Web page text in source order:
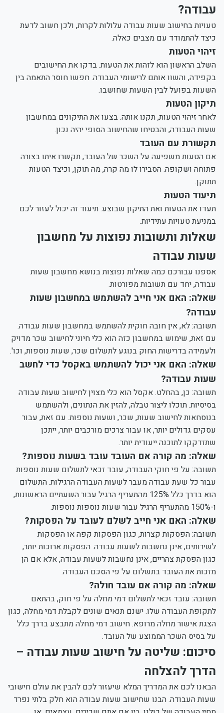
עבודה?
טעויות בחישוב שעות עבודה עלולות לקרות, ולכן חשוב לדעת
כיצד להתמודד עם מצבים כאלה.
זיהוי הטעות
השלב הראשון הוא לזהות את הטעות. בדקו את החישובים
בקפידה, והשוו אותם לרישומי העבודה. חפשו חוסר התאמה בין
השעות בפועל לבין השעות שחושבו.
תיקון הטעות
לאחר זיהוי הטעות, תקנו אותה. בצעו את התיקונים במחשבון
שעות העבודה, והבטיחו שהחישוב הסופי יהיה נכון.
תקשורת עם העובד
אם הטעות משפיעה על השכר של העובד, תקשרו איתו בצורה
פתוחה ושקופה. הסבירו לו מה קרה, מה תוקן, וכיצד הטעות
תתוקן.
תיעוד הטעות
תעדו את הטעות ואת התיקון שבוצע. תיעוד זה יכול לעזור לכם
במניעת טעויות עתידיות.
שאלות ותשובות נפוצות על מחשבון
שעות עבודה
אספנו עבורכם כמה שאלות נפוצות בנושא מחשבון שעות
עבודה, יחד עם תשובות מפורטות.
שאלה: האם אני חייב להשתמש במחשבון שעות
עבודה?
תשובה: לא, אין חובה חוקית להשתמש במחשבון שעות עבודה.
עם זאת, שימוש במחשבון כזה הוא כלי חיוני לחישוב שכר מדויק
ולעמידה בדרישות החוק בנוגע לתשלום שכר, שעות נוספות, וכו'.
שאלה: האם אני יכול להשתמש באקסל כדי לחשב
שעות עבודה?
תשובה: כן, בהחלט. אקסל הוא כלי מצוין לחישוב שעות עבודה
בסיסיות. תוכלו ליצור טבלה, להזין את הנתונים, ולהשתמש
בנוסחאות לחישוב שעות, שכר, ושעות נוספות. עם זאת, עבור
עסקים גדולים יותר, או עבור צרכים מורכבים יותר, ייתכן
שתזדקקו לתוכנה ייעודית יותר.
שאלה: מה קורה אם העובד עובד בשעות נוספות?
תשובה: על פי חוקי העבודה, עובד זכאי לתשלום שעות נוספות
עבור כל שעת עבודה מעבר לשעות העבודה הרגילות. התשלום
הוא בדרך כלל 125% מהתעריף הרגיל עבור השעתיים הראשונות,
ו-150% מהתעריף הרגיל עבור שעות נוספות נוספות.
שאלה: האם אני חייב לשלם לעובד על הפסקות?
תשובה: הפסקות קצרות, כגון הפסקות קפה או הפסקות
לשירותים, אינן נחשבות לשעות עבודה. הפסקות ארוכות יותר,
כגון הפסקת צהריים, אינן נחשבות לשעות עבודה, אלא אם הן
מזכות את העובד בתשלום על פי הסכם העבודה.
שאלה: מה קורה אם עובד חולה?
תשובה: עובד זכאי לתשלום דמי מחלה על פי חוק, בהתאם
לתקופת העבודה שלו. ישנם תנאים שונים לקבלת דמי מחלה, כגון
הצגת אישור מחלה מרופא. חישוב דמי מחלה מתבצע בדרך כלל
על בסיס השכר הממוצע של העובד.
סיכום: שליטה על חישוב שעות עבודה –
הדרך להצלחה
הבאנו לכם את המדריך המלא שיעזור לכם להבין את עולם חישובי
שעות העבודה. הבנו שחישוב שעות עבודה הוא חלק בלתי נפרד